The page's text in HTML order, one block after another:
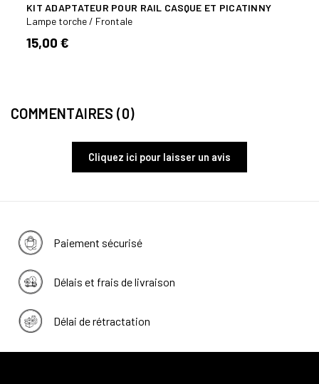
KIT ADAPTATEUR POUR RAIL CASQUE ET PICATINNY
Lampe torche / Frontale
15,00 €
COMMENTAIRES (0)
Cliquez ici pour laisser un avis
Paiement sécurisé
Délais et frais de livraison
Délai de rétractation